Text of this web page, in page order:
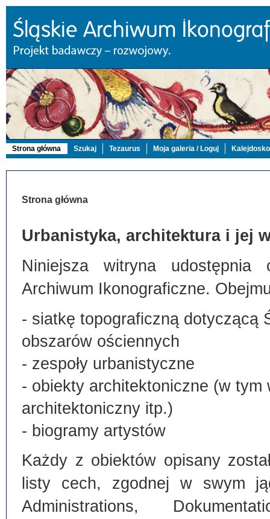
Strona główna Szukaj Tezaurus Moja galeria / Loguj
Strona główna
Urbanistyka, architektura i jej
Niniejsza witryna
Archiwum Ikonograficzne.
- siatkę topograficzną dotyczącą
obszarów ościennych
- zespoły urbanistyczne
- obiekty architektoniczne (w
architektoniczny itp.)
- biogramy artystów
Każdy z obiektów opisany
listy cech, zgodnej w swym
Administrations,